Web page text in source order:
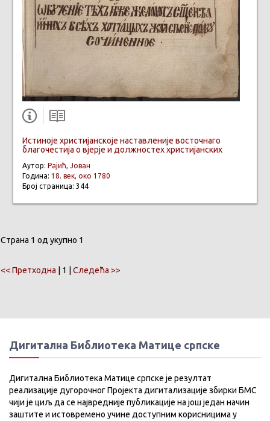
Истиноје христијанскоје наставленије восточнаго
благочестија о вјерје и должностех христијанских
Аутор: Рајић, Јован
Година: 18. век, око 1780
Број страница: 344
Страна 1 од укупно 1
<< Претходна | 1 | Следећа >>
Дигитална Библиотека Матице српске
Дигитална Библиотека Матице српске је резултат
реализације дугорочног Пројекта дигитализације збирки БМС
чији је циљ да се највредније публикације на још један начин
заштите и истовремено учине доступним корисницима у